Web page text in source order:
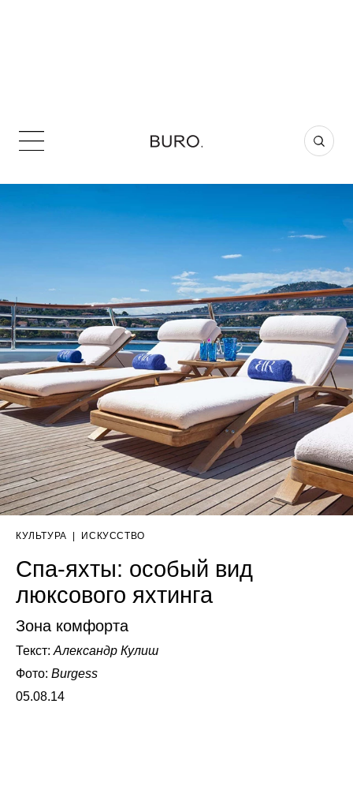
КУЛЬТУРА | ИСКУССТВО
Спа-яхты: особый вид
люксового яхтинга
Зона комфорта
Текст: Александр Кулиш
Фото: Burgess
05.08.14